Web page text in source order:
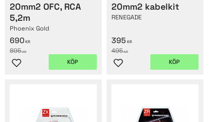
20mm2 OFC, RCA
5,2m
Phoenix Gold
690 KR
895KR
Lägg till i favoriter
KÖP
20mm2 kabelkit
RENEGADE
395 KR
495KR
Lägg till i favoriter
KÖP